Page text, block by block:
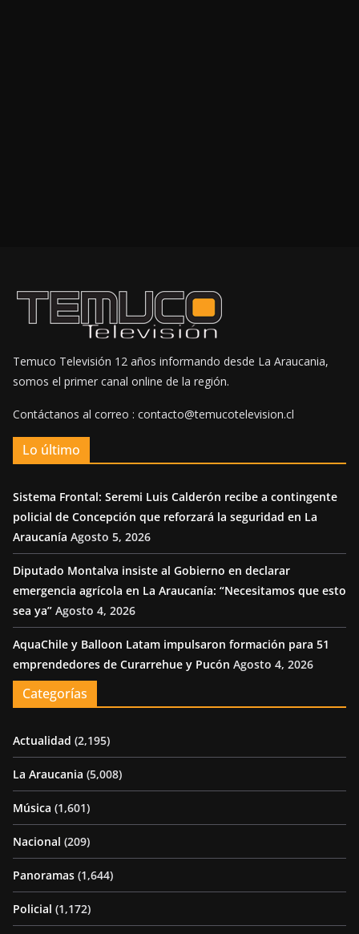
Temuco Televisión 12 años informando desde La Araucania,
somos el primer canal online de la región.
Contáctanos al correo : contacto@temucotelevision.cl
Lo último
Sistema Frontal: Seremi Luis Calderón recibe a contingente
policial de Concepción que reforzará la seguridad en La
Araucanía Agosto 5, 2026
Diputado Montalva insiste al Gobierno en declarar
emergencia agrícola en La Araucanía: “Necesitamos que esto
sea ya” Agosto 4, 2026
AquaChile y Balloon Latam impulsaron formación para 51
emprendedores de Curarrehue y Pucón Agosto 4, 2026
Categorías
Actualidad (2,195)
La Araucania (5,008)
Música (1,601)
Nacional (209)
Panoramas (1,644)
Policial (1,172)